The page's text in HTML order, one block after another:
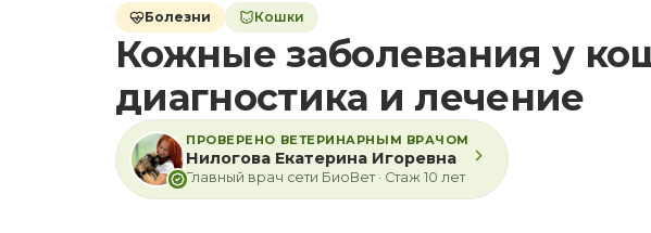
Болезни Кошки
Кожные заболевания у
диагностика и лечение
ПРОВЕРЕНО ВЕТЕРИНАРНЫМ ВРАЧОМ
Нилогова Екатерина Игоревна
Главный врач сети БиоВет · Стаж 10 лет